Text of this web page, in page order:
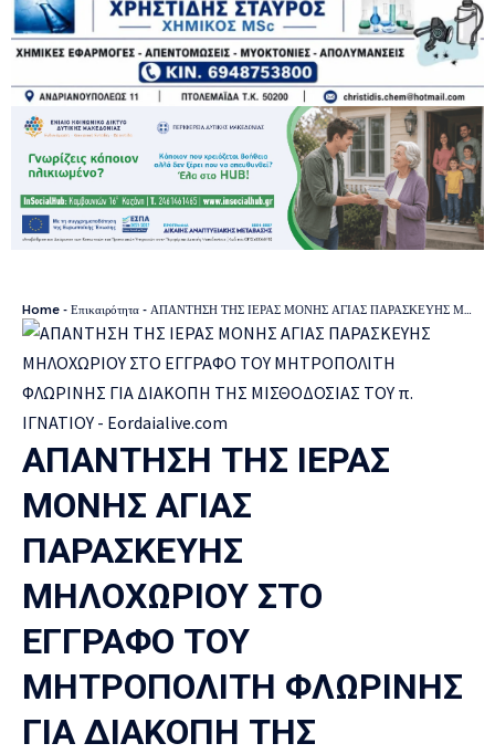
Home - Επικαιρότητα - ΑΠΑΝΤΗΣΗ ΤΗΣ ΙΕΡΑΣ ΜΟΝΗΣ ΑΓΙΑΣ ΠΑΡΑΣΚΕΥΗΣ ΜΗΛΟΧΩΡΙΟΥ ΣΤΟ ΕΓΓΡΑΦΟ ΤΟΥ ΜΗΤΡΟΠΟΛΙΤΗ ΦΛΩΡΙΝΗΣ ΓΙΑ ΔΙΑΚΟΠΗ ΤΗΣ ΜΙΣΘΟΔΟΣΙΑΣ ΤΟΥ π. ΙΓΝΑΤΙΟΥ
ΑΠΑΝΤΗΣΗ ΤΗΣ ΙΕΡΑΣ
ΜΟΝΗΣ ΑΓΙΑΣ
ΠΑΡΑΣΚΕΥΗΣ
ΜΗΛΟΧΩΡΙΟΥ ΣΤΟ
ΕΓΓΡΑΦΟ ΤΟΥ
ΜΗΤΡΟΠΟΛΙΤΗ ΦΛΩΡΙΝΗΣ
ΓΙΑ ΔΙΑΚΟΠΗ ΤΗΣ